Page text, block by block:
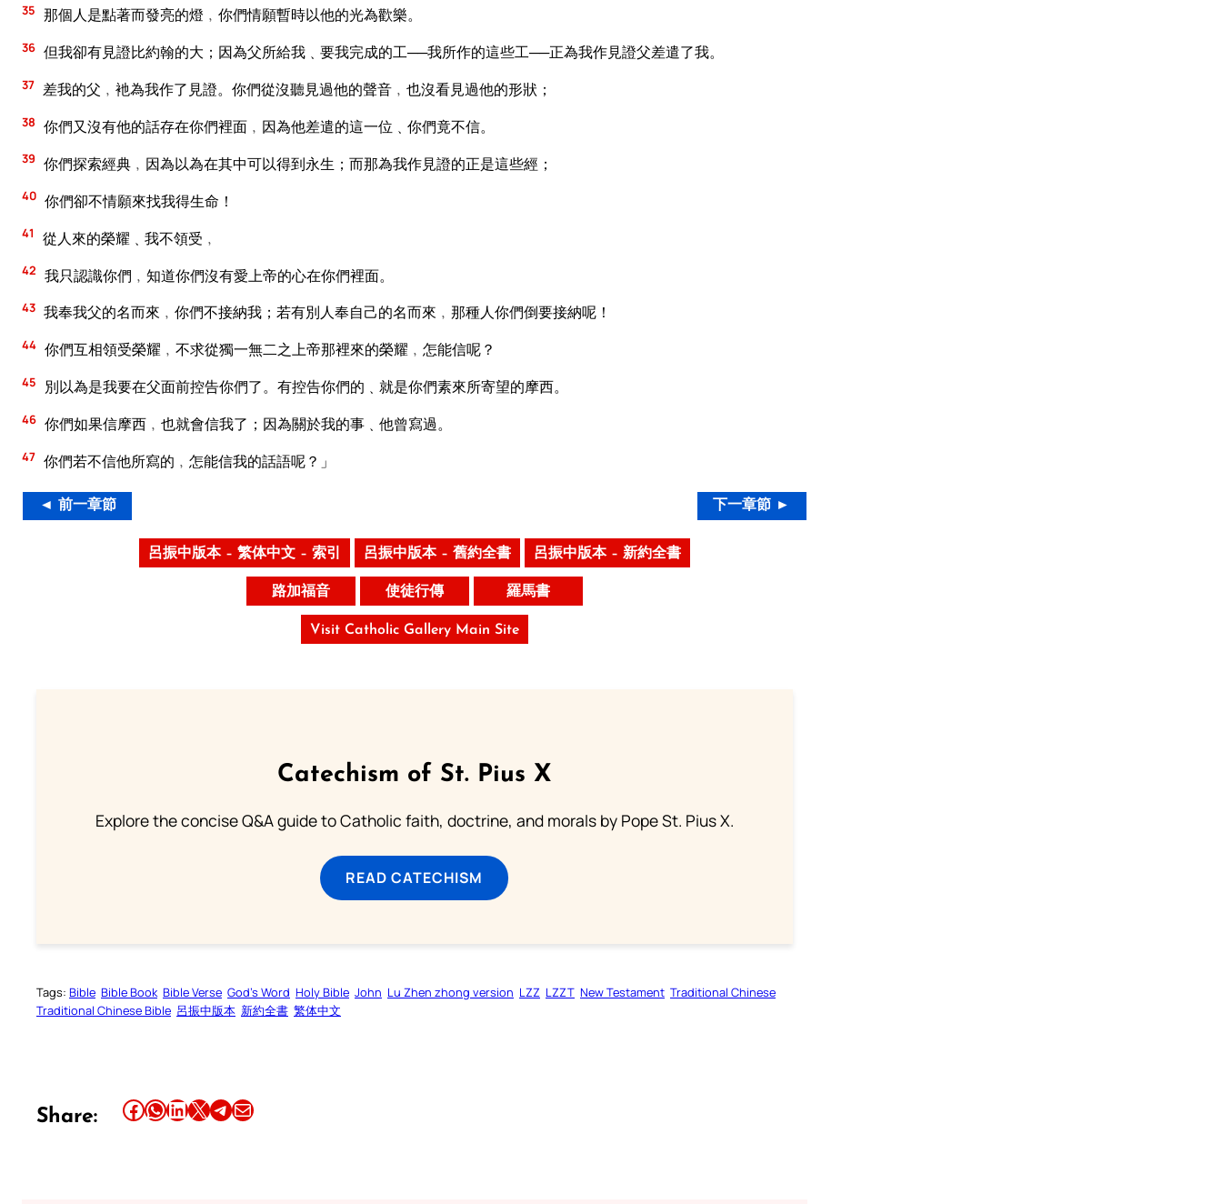
35 那個人是點著而發亮的燈﹐你們情願暫時以他的光為歡樂。
36 但我卻有見證比約翰的大；因為父所給我﹑要我完成的工──我所作的這些工──正為我作見證父差遣了我。
37 差我的父﹐衪為我作了見證。你們從沒聽見過他的聲音﹐也沒看見過他的形狀；
38 你們又沒有他的話存在你們裡面﹐因為他差遣的這一位﹑你們竟不信。
39 你們探索經典﹐因為以為在其中可以得到永生；而那為我作見證的正是這些經；
40 你們卻不情願來找我得生命！
41 從人來的榮耀﹑我不領受﹐
42 我只認識你們﹐知道你們沒有愛上帝的心在你們裡面。
43 我奉我父的名而來﹐你們不接納我；若有別人奉自己的名而來﹐那種人你們倒要接納呢！
44 你們互相領受榮耀﹐不求從獨一無二之上帝那裡來的榮耀﹐怎能信呢？
45 別以為是我要在父面前控告你們了。有控告你們的﹑就是你們素來所寄望的摩西。
46 你們如果信摩西﹐也就會信我了；因為關於我的事﹑他曾寫過。
47 你們若不信他所寫的﹐怎能信我的話語呢？」
◄ 前一章節 下一章節 ►
呂振中版本 – 繁体中文 – 索引 呂振中版本 – 舊約全書 呂振中版本 – 新約全書
路加福音 使徒行傳 羅馬書
Visit Catholic Gallery Main Site
Catechism of St. Pius X
Explore the concise Q&A guide to Catholic faith, doctrine, and morals by Pope St. Pius X.
READ CATECHISM
Tags: Bible Bible Book Bible Verse God’s Word Holy Bible John Lu Zhen zhong version LZZ LZZT New Testament Traditional Chinese
Traditional Chinese Bible 呂振中版本 新約全書 繁体中文
Share: Share this article on Facebook Share this article on WhatsApp Share this article on LinkedIn Share this article on X Share this article on TelegramEmail this Article